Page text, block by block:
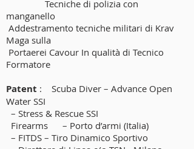
Tecniche di polizia con
manganello
Addestramento tecniche militari di Krav
Maga sulla
Portaerei Cavour In qualità di Tecnico
Formatore
Patent : Scuba Diver – Advance Open
Water SSI
– Stress & Rescue SSI
Firearms – Porto d’armi (Italia)
– FITDS – Tiro Dinamico Sportivo